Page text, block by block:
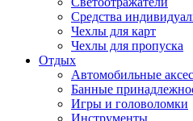
Средства
Чехлы для карт
Чехлы для пропуска
Отдых
Автомобильные
Банные
Игры и головоломки
Инструменты